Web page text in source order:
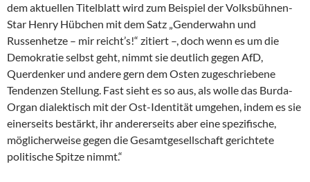
dem aktuellen Titelblatt wird zum Beispiel der Volksbühnen-
Star Henry Hübchen mit dem Satz „Genderwahn und
Russenhetze – mir reicht’s!“ zitiert –, doch wenn es um die
Demokratie selbst geht, nimmt sie deutlich gegen AfD,
Querdenker und andere gern dem Osten zugeschriebene
Tendenzen Stellung. Fast sieht es so aus, als wolle das Burda-
Organ dialektisch mit der Ost-Identität umgehen, indem es sie
einerseits bestärkt, ihr andererseits aber eine spezifische,
möglicherweise gegen die Gesamtgesellschaft gerichtete
politische Spitze nimmt.“